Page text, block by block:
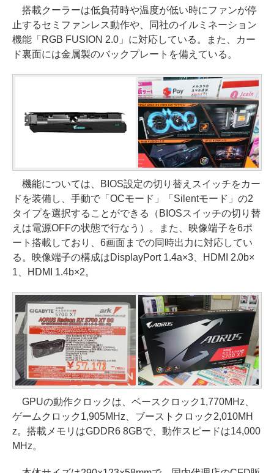
搭載クーラーは低負荷時や温度が低い時にファンが停
止するセミファンレス動作や、同社のイルミネーション
機能「RGB FUSION 2.0」に対応している。また、カー
ド裏面には金属製のバックプレートを備えている。
機能については、BIOS設定の切り替えスイッチをカー
ドを装備し、手動で「OCモード」「Silentモード」の2
タイプを選択することができる（BIOSスイッチの切り替
えは電源OFFの状態で行なう）。また、映像端子を6ポ
ート搭載しており、6画面までの同時出力に対応してい
る。映像端子の構成はDisplayPort 1.4a×3、HDMI 2.0b×
1、HDMI 1.4b×2。
GPUの動作クロックは、ベースクロック1,770MHz、
ゲームクロック1,905MHz、ブーストクロック2,010MH
z。搭載メモリはGDDR6 8GBで、動作スピードは14,000
MHz。